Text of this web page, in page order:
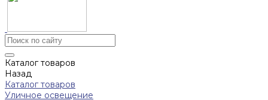
Каталог товаров
Назад
Каталог товаров
Уличное освещение